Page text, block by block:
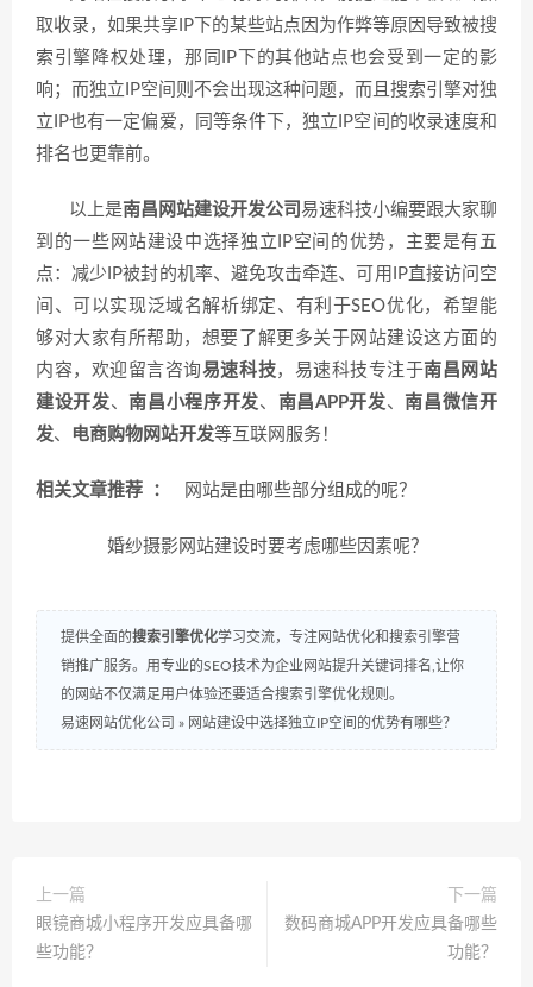
取收录，如果共享IP下的某些站点因为作弊等原因导致被搜
索引擎降权处理，那同IP下的其他站点也会受到一定的影
响；而独立IP空间则不会出现这种问题，而且搜索引擎对独
立IP也有一定偏爱，同等条件下，独立IP空间的收录速度和
排名也更靠前。
以上是南昌网站建设开发公司 易速科技小编要跟大家聊
到的一些网站建设中选择独立IP空间的优势，主要是有五
点：减少IP被封的机率、避免攻击牵连、可用IP直接访问空
间、可以实现泛域名解析绑定、有利于SEO优化，希望能
够对大家有所帮助，想要了解更多关于网站建设这方面的
内容，欢迎留言咨询易速科技，易速科技专注于南昌网站
建设开发、 南昌小程序开发、 南昌APP开发、 南昌微信开
发、 电商购物网站开发等互联网服务！
相关文章推荐 ： 网站是由哪些部分组成的呢？
婚纱摄影网站建设时要考虑哪些因素呢？
提供全面的搜索引擎优化学习交流，专注网站优化和搜索引擎营
销推广服务。用专业的SEO技术为企业网站提升关键词排名,让你
的网站不仅满足用户体验还要适合搜索引擎优化规则。
易速网站优化公司 » 网站建设中选择独立IP空间的优势有哪些？
上一篇
眼镜商城小程序开发应具备哪
些功能？
下一篇
数码商城APP开发应具备哪些
功能？